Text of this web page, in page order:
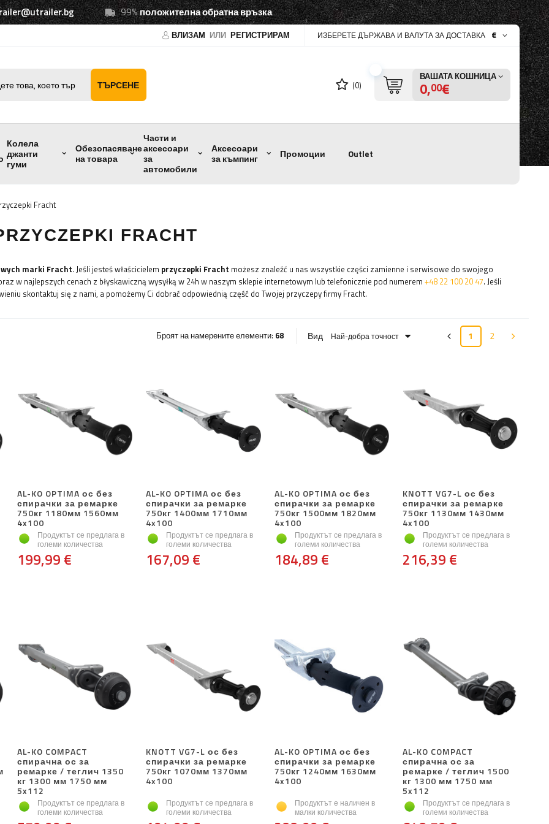
99%положителна обратна връзка
ВЛИЗАМ ИЛИ РЕГИСТРИРАМ ИЗБЕРЕТЕ ДЪРЖАВА И ВАЛУТА ЗА ДОСТАВКА €
ТЪРСЕНЕ (0)
ВАШАТА КОШНИЦА
0,00€
Колела
джанти
гуми
Обезопасяване
на товара
Части и
аксесоари
за
автомобили
Аксесоари
за къмпинг
Промоции Outlet
Fracht
FRACHT
marki Fracht. Jeśli jesteś właścicielem przyczepki Fracht możesz znaleźć u nas wszystkie części zamienne i serwisowe do swojego
w najlepszych cenach z błyskawiczną wysyłką w 24h w naszym sklepie internetowym lub telefonicznie pod numerem +48 22 100 20 47. Jeśli
skontaktuj się z nami, a pomożemy Ci dobrać odpowiednią część do Twojej przyczepy firmy Fracht.
Броят на намерените елементи: 68 Вид Най-добра точност 1 2
AL-KO OPTIMA ос без
спирачки за ремарке
750кг 1180мм 1560мм
4x100
Продуктът се предлага в
големи количества
199,99 €
AL-KO OPTIMA ос без
спирачки за ремарке
750кг 1400мм 1710мм
4x100
Продуктът се предлага в
големи количества
167,09 €
AL-KO OPTIMA ос без
спирачки за ремарке
750кг 1500мм 1820мм
4x100
Продуктът се предлага в
големи количества
184,89 €
KNOTT VG7-L ос без
спирачки за ремарке
750кг 1130мм 1430мм
4x100
Продуктът се предлага в
големи количества
216,39 €
AL-KO COMPACT
спирачна ос за
ремарке / теглич 1350
кг 1300 мм 1750 мм
5x112
Продуктът се предлага в
големи количества
KNOTT VG7-L ос без
спирачки за ремарке
750кг 1070мм 1370мм
4x100
Продуктът се предлага в
големи количества
AL-KO OPTIMA ос без
спирачки за ремарке
750кг 1240мм 1630мм
4x100
Продуктът е наличен в
малки количества
AL-KO COMPACT
спирачна ос за
ремарке / теглич 1500
кг 1300 мм 1750 мм
5x112
Продуктът се предлага в
големи количества